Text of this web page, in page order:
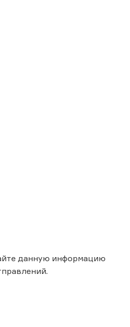
данную информацию